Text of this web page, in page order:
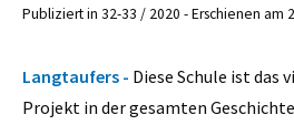
Publiziert in 32-33 / 2020 - Erschienen am
Langtaufers - Diese Schule ist
Projekt in der gesamten